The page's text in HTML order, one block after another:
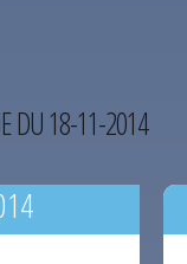
DU 18-11-2014